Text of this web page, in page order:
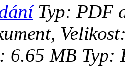
Typ: PDF
6.65 MB Typ: